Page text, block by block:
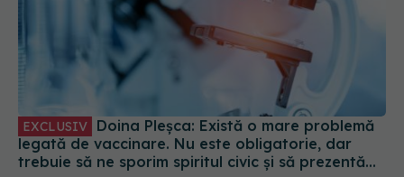
EXCLUSIV
legată de vaccinare. Nu este obligatorie, dar
trebuie să ne sporim spiritul civic și să prezentăm
corect minusurile și plusurile fiecărui vaccin
03 oct 2023, 08:47